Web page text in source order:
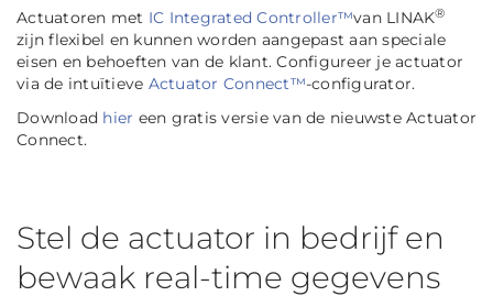
Actuatoren met IC Integrated Controller™van LINAK®
zijn flexibel en kunnen worden aangepast aan speciale
eisen en behoeften van de klant. Configureer je actuator
via de intuïtieve Actuator Connect™-configurator.
Download hier een gratis versie van de nieuwste Actuator
Connect.
Stel de actuator in bedrijf en
bewaak real-time gegevens